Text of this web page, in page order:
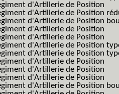
d'Artillerie de Position
d'Artillerie de Position
d'Artillerie de Position
d'Artillerie de Position
d'Artillerie de Position
d'Artillerie de Position
d'Artillerie de Position
d'Artillerie de Position
d'Artillerie de Position
d'Artillerie de Position
d'Artillerie de Position